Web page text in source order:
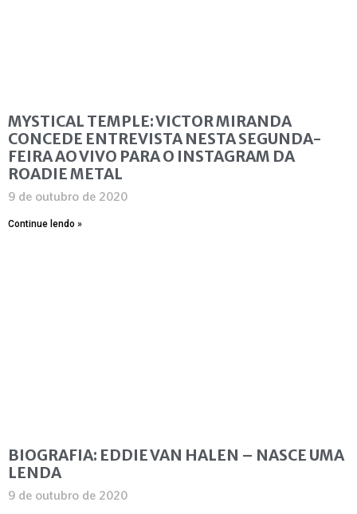
MYSTICAL TEMPLE: VICTOR MIRANDA
CONCEDE ENTREVISTA NESTA SEGUNDA-
FEIRA AO VIVO PARA O INSTAGRAM DA
ROADIE METAL
9 de outubro de 2020
Continue lendo »
BIOGRAFIA: EDDIE VAN HALEN – NASCE UMA
LENDA
9 de outubro de 2020